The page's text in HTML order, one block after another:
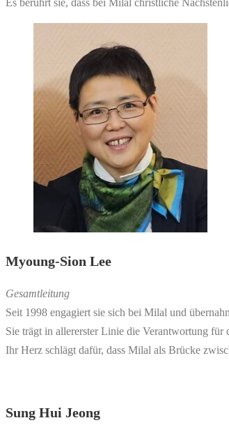
Es berührt sie, dass bei Milal christliche
Myoung-Sion Lee
Gesamtleitung
Seit 1998 engagiert sie sich bei Milal und
Sie trägt in allererster Linie die Verantwortung für
Ihr Herz schlägt dafür, dass Milal als Brücke
Sung Hui Jeong